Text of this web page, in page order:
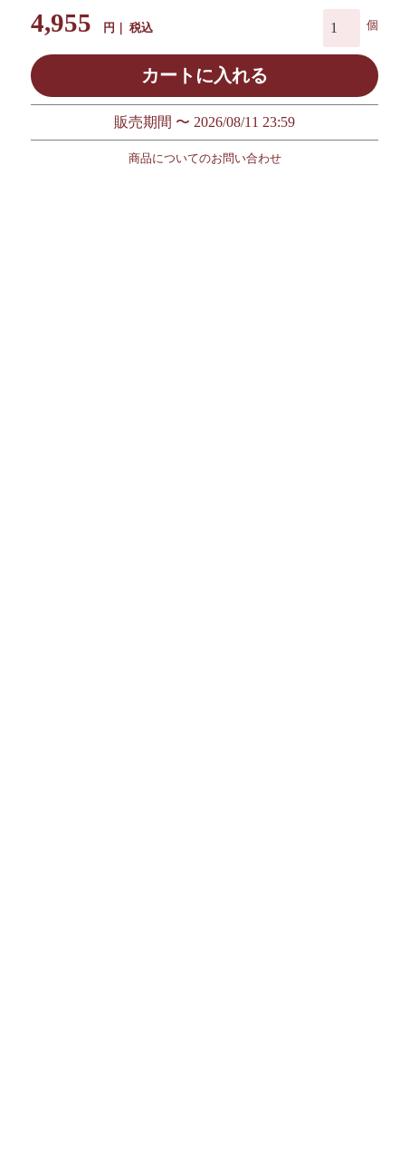
4,955 税込
カートに入れる
販売期間 〜 2026/08/11 23:59
商品についてのお問い合わせ